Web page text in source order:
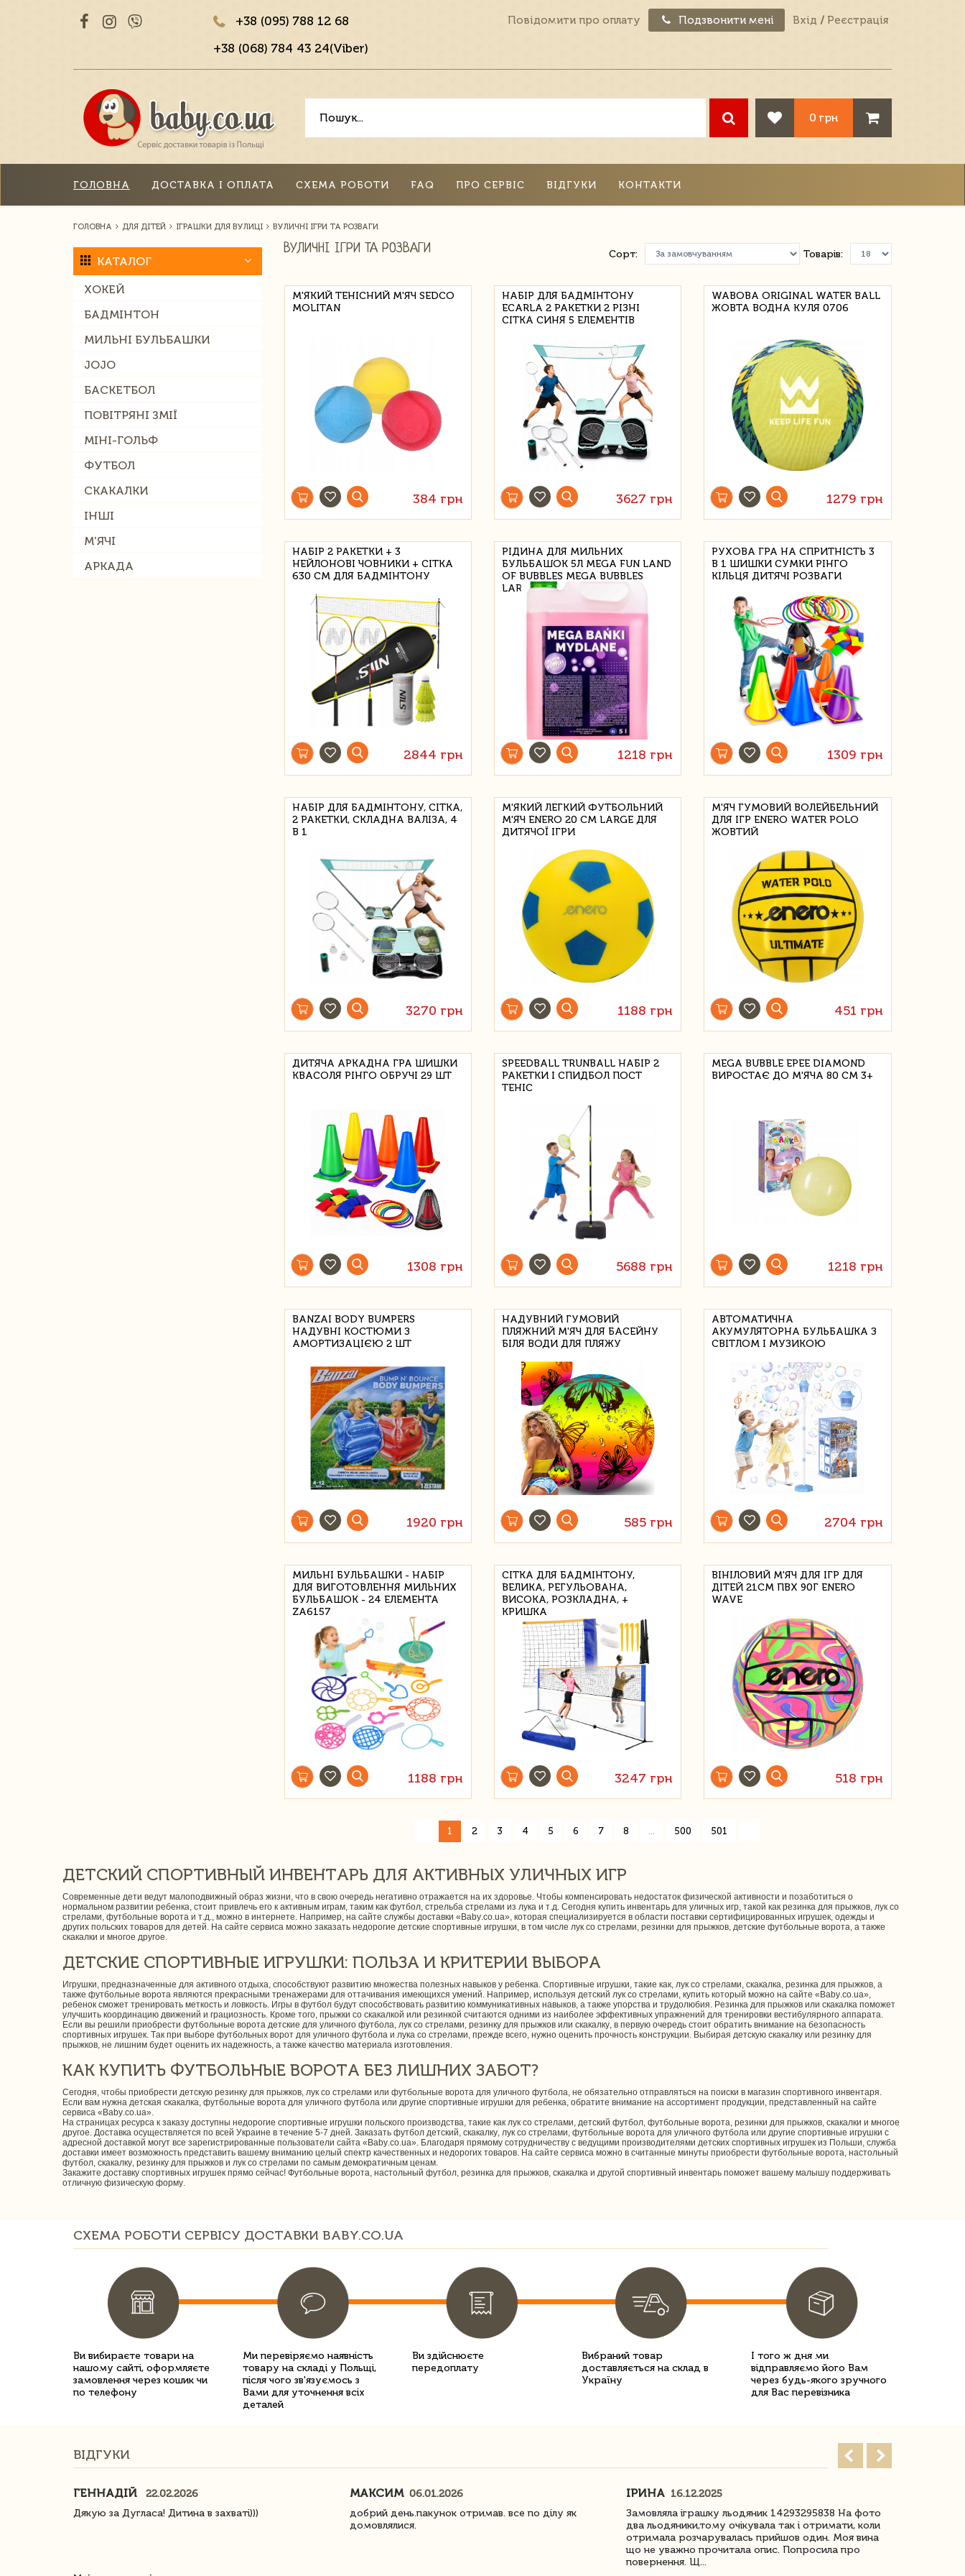
+38 (095) 788 12 68
+38 (068) 784 43 24(Viber)
Повідомити про оплату Подзвонити мені Вхід / Реєстрація
0 грн
ГОЛОВНА ДОСТАВКА І ОПЛАТА СХЕМА РОБОТИ FAQ ПРО СЕРВІС ВІДГУКИ КОНТАКТИ
ГОЛОВНА ДЛЯ ДІТЕЙ ІГРАШКИ ДЛЯ ВУЛИЦІ ВУЛИЧНІ ІГРИ ТА РОЗВАГИ
КАТАЛОГ
ХОКЕЙ
БАДМІНТОН
МИЛЬНІ БУЛЬБАШКИ
JOJO
БАСКЕТБОЛ
ПОВІТРЯНІ ЗМІЇ
МІНІ-ГОЛЬФ
ФУТБОЛ
СКАКАЛКИ
ІНШІ
М'ЯЧІ
АРКАДА
ВУЛИЧНІ ІГРИ ТА РОЗВАГИ Товарів:
Сорт:
М'ЯКИЙ ТЕНІСНИЙ М'ЯЧ SEDCO
MOLITAN
384 грн
НАБІР ДЛЯ БАДМІНТОНУ
ECARLA 2 РАКЕТКИ 2 РІЗНІ
СІТКА СИНЯ 5 ЕЛЕМЕНТІВ
3627 грн
WABOBA ORIGINAL WATER BALL
ЖОВТА ВОДНА КУЛЯ 0706
1279 грн
НАБІР 2 РАКЕТКИ + 3
НЕЙЛОНОВІ ЧОВНИКИ + СІТКА
630 СМ ДЛЯ БАДМІНТОНУ
2844 грн
РІДИНА ДЛЯ МИЛЬНИХ
БУЛЬБАШОК 5Л MEGA FUN LAND
OF BUBBLES MEGA BUBBLES
LARGE 5000 МЛ
1218 грн
РУХОВА ГРА НА СПРИТНІСТЬ 3
В 1 ШИШКИ СУМКИ РІНГО
КІЛЬЦЯ ДИТЯЧІ РОЗВАГИ
1309 грн
НАБІР ДЛЯ БАДМІНТОНУ, СІТКА,
2 РАКЕТКИ, СКЛАДНА ВАЛІЗА, 4
В 1
3270 грн
М'ЯКИЙ ЛЕГКИЙ ФУТБОЛЬНИЙ
М'ЯЧ ENERO 20 СМ LARGE ДЛЯ
ДИТЯЧОЇ ІГРИ
1188 грн
М'ЯЧ ГУМОВИЙ ВОЛЕЙБЕЛЬНИЙ
ДЛЯ ІГР ENERO WATER POLO
ЖОВТИЙ
451 грн
ДИТЯЧА АРКАДНА ГРА ШИШКИ
КВАСОЛЯ РІНГО ОБРУЧІ 29 ШТ
1308 грн
SPEEDBALL TRUNBALL НАБІР 2
РАКЕТКИ І СПИДБОЛ ПОСТ
ТЕНІС
5688 грн
MEGA BUBBLE EPEE DIAMOND
ВИРОСТАЄ ДО М'ЯЧА 80 СМ 3+
1218 грн
BANZAI BODY BUMPERS
НАДУВНІ КОСТЮМИ З
АМОРТИЗАЦІЄЮ 2 ШТ
1920 грн
НАДУВНИЙ ГУМОВИЙ
ПЛЯЖНИЙ М'ЯЧ ДЛЯ БАСЕЙНУ
БІЛЯ ВОДИ ДЛЯ ПЛЯЖУ
585 грн
АВТОМАТИЧНА
АКУМУЛЯТОРНА БУЛЬБАШКА З
СВІТЛОМ І МУЗИКОЮ
2704 грн
МИЛЬНІ БУЛЬБАШКИ - НАБІР
ДЛЯ ВИГОТОВЛЕННЯ МИЛЬНИХ
БУЛЬБАШОК - 24 ЕЛЕМЕНТА
ZA6157
1188 грн
СІТКА ДЛЯ БАДМІНТОНУ,
ВЕЛИКА, РЕГУЛЬОВАНА,
ВИСОКА, РОЗКЛАДНА, +
КРИШКА
3247 грн
ВІНІЛОВИЙ М'ЯЧ ДЛЯ ІГР ДЛЯ
ДІТЕЙ 21СМ ПВХ 90Г ENERO
WAVE
518 грн
1 2 3 4 5 6 7 8 ... 500 501
ДЕТСКИЙ СПОРТИВНЫЙ ИНВЕНТАРЬ ДЛЯ АКТИВНЫХ УЛИЧНЫХ ИГР
Современные дети ведут малоподвижный образ жизни, что в свою очередь негативно отражается на их здоровье. Чтобы компенсировать недостаток физической активности и позаботиться о
нормальном развитии ребенка, стоит привлечь его к активным играм, таким как футбол, стрельба стрелами из лука и т.д. Сегодня купить инвентарь для уличных игр, такой как резинка для прыжков, лук со
стрелами, футбольные ворота и т.д., можно в интернете. Например, на сайте службы доставки «Baby.co.ua», которая специализируется в области поставки сертифицированных игрушек, одежды и
других польских товаров для детей. На сайте сервиса можно заказать недорогие детские спортивные игрушки, в том числе лук со стрелами, резинки для прыжков, детские футбольные ворота, а также
скакалки и многое другое.
ДЕТСКИЕ СПОРТИВНЫЕ ИГРУШКИ: ПОЛЬЗА И КРИТЕРИИ ВЫБОРА
Игрушки, предназначенные для активного отдыха, способствуют развитию множества полезных навыков у ребенка. Спортивные игрушки, такие как, лук со стрелами, скакалка, резинка для прыжков, а
также футбольные ворота являются прекрасными тренажерами для оттачивания имеющихся умений. Например, используя детский лук со стрелами, купить который можно на сайте «Baby.co.ua»,
ребенок сможет тренировать меткость и ловкость. Игры в футбол будут способствовать развитию коммуникативных навыков, а также упорства и трудолюбия. Резинка для прыжков или скакалка поможет
улучшить координацию движений и грациозность. Кроме того, прыжки со скакалкой или резинкой считаются одними из наиболее эффективных упражнений для тренировки вестибулярного аппарата.
Если вы решили приобрести футбольные ворота детские для уличного футбола, лук со стрелами, резинку для прыжков или скакалку, в первую очередь стоит обратить внимание на безопасность
спортивных игрушек. Так при выборе футбольных ворот для уличного футбола и лука со стрелами, прежде всего, нужно оценить прочность конструкции. Выбирая детскую скакалку или резинку для
прыжков, не лишним будет оценить их надежность, а также качество материала изготовления.
КАК КУПИТЬ ФУТБОЛЬНЫЕ ВОРОТА БЕЗ ЛИШНИХ ЗАБОТ?
Сегодня, чтобы приобрести детскую резинку для прыжков, лук со стрелами или футбольные ворота для уличного футбола, не обязательно отправляться на поиски в магазин спортивного инвентаря.
Если вам нужна детская скакалка, футбольные ворота для уличного футбола или другие спортивные игрушки для ребенка, обратите внимание на ассортимент продукции, представленный на сайте
сервиса «Baby.co.ua».
На страницах ресурса к заказу доступны недорогие спортивные игрушки польского производства, такие как лук со стрелами, детский футбол, футбольные ворота, резинки для прыжков, скакалки и многое
другое. Доставка осуществляется по всей Украине в течение 5-7 дней. Заказать футбол детский, скакалку, лук со стрелами, футбольные ворота для уличного футбола или другие спортивные игрушки с
адресной доставкой могут все зарегистрированные пользователи сайта «Baby.co.ua». Благодаря прямому сотрудничеству с ведущими производителями детских спортивных игрушек из Польши, служба
доставки имеет возможность представить вашему вниманию целый спектр качественных и недорогих товаров. На сайте сервиса можно в считанные минуты приобрести футбольные ворота, настольный
футбол, скакалку, резинку для прыжков и лук со стрелами по самым демократичным ценам.
Закажите доставку спортивных игрушек прямо сейчас! Футбольные ворота, настольный футбол, резинка для прыжков, скакалка и другой спортивный инвентарь поможет вашему малышу поддерживать
отличную физическую форму.
СХЕМА РОБОТИ СЕРВІСУ ДОСТАВКИ BABY.CO.UA
Ви вибираєте товари на
нашому сайті, оформляєте
замовлення через кошик чи
по телефону
Ми перевіряємо наявність
товару на складі у Польщі,
після чого зв'язуємось з
Вами для уточнення всіх
деталей
Ви здійснюєте
передоплату
Вибраний товар
доставляється на склад в
Україну
І того ж дня ми
відправляємо його Вам
через будь-якого зручного
для Вас перевізника
ВІДГУКИ
ГЕННАДІЙ
22.02.2026
Дякую за Дугласа! Дитина в захваті)))
МАКСИМ 06.01.2026
добрий день.пакунок отримав. все по ділу як
домовлялися.
ІРИНА 16.12.2025
Замовляла іграшку льодяник 14293295838 На фото
два льодяники,тому очікувала так і отримати, коли
отримала розчарувалась прийшов один. Моя вина
що не уважно прочитала опис. Попросила про
повернення. Щ...